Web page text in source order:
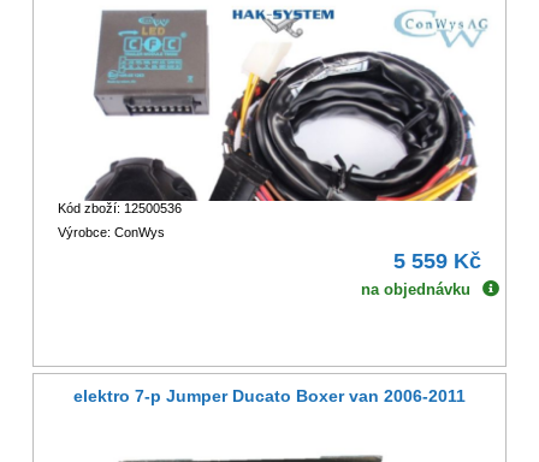
Kód zboží: 12500536
Výrobce: ConWys
5 559 Kč
na objednávku
elektro 7-p Jumper Ducato Boxer van 2006-2011